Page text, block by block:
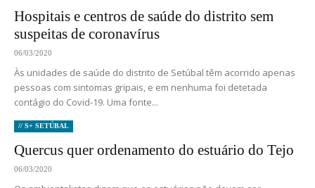
Hospitais e centros de saúde do distrito sem
suspeitas de coronavírus
06/03/2020
Às unidades de saúde do distrito de Setúbal têm acorrido apenas
pessoas com sintomas gripais, e em nenhuma foi detetada
contágio do Covid-19. Uma fonte...
// S+ SETÚBAL
Quercus quer ordenamento do estuário do Tejo
06/03/2020